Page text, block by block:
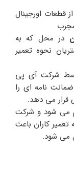
قطعات اورجینال
در محل که به
نحوه تعمیر
شرکت آی پی
نامه ای را
قرار می دهد.
می شود و شرکت
کاران باعث